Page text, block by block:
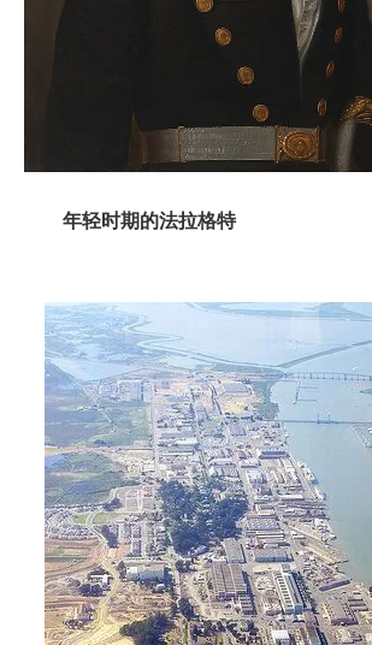
年轻时期的法拉格特